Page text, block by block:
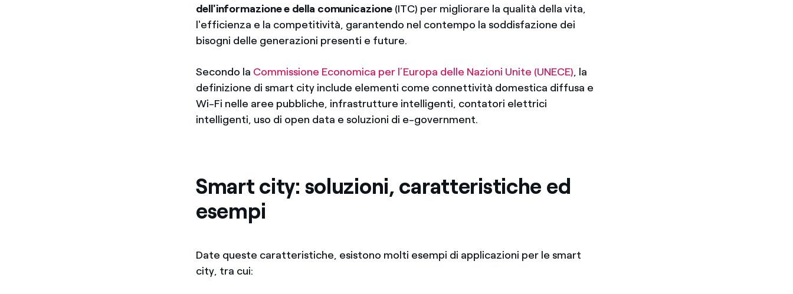
dell'informazione e della comunicazione(ITC) per migliorare la qualità della vita,
l'efficienza e la competitività, garantendo nel contempo la soddisfazione dei
bisogni delle generazioni presenti e future.
Secondo la Commissione Economica per l’Europa delle Nazioni Unite (UNECE), la
definizione di smart city include elementi come connettività domestica diffusa e
Wi-Fi nelle aree pubbliche, infrastrutture intelligenti, contatori elettrici
intelligenti, uso di open data e soluzioni di e-government.
Smart city: soluzioni, caratteristiche ed
esempi
Date queste caratteristiche, esistono molti esempi di applicazioni per le smart
city, tra cui: